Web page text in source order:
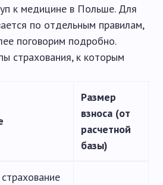
к медицине в Польше. Для
по отдельным правилам,
поговорим подробно.
страхования, к которым
Размер
взноса (от
расчетной
базы)